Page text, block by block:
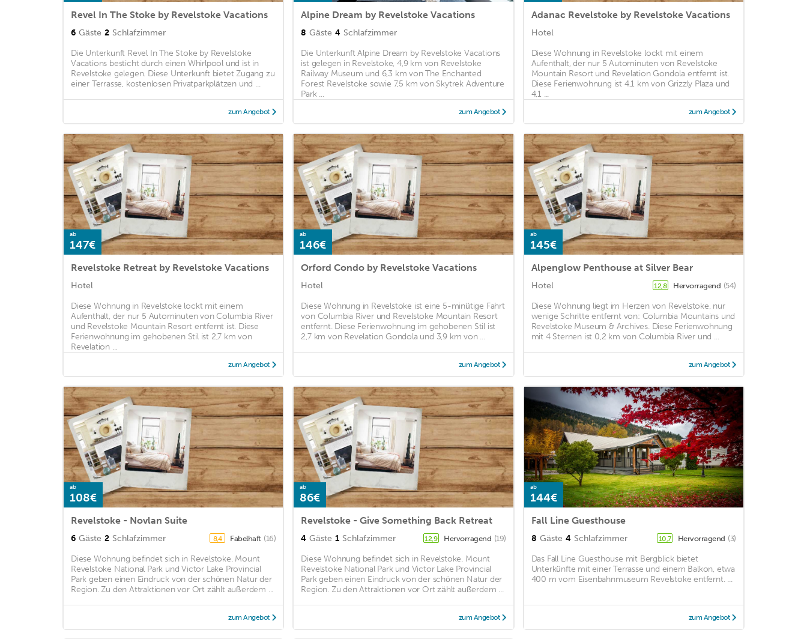
Revel In The Stoke by Revelstoke Vacations
6 Gäste 2 Schlafzimmer
Die Unterkunft Revel In The Stoke by Revelstoke
Vacations besticht durch einen Whirlpool und ist in
Revelstoke gelegen. Diese Unterkunft bietet Zugang zu
einer Terrasse, kostenlosen Privatparkplätzen und ...
zum Angebot
Alpine Dream by Revelstoke Vacations
8 Gäste 4 Schlafzimmer
Die Unterkunft Alpine Dream by Revelstoke Vacations
ist gelegen in Revelstoke, 4,9 km von Revelstoke
Railway Museum und 6,3 km von The Enchanted
Forest Revelstoke sowie 7,5 km von Skytrek Adventure
Park ...
zum Angebot
Adanac Revelstoke by Revelstoke Vacations
Hotel
Diese Wohnung in Revelstoke lockt mit einem
Aufenthalt, der nur 5 Autominuten von Revelstoke
Mountain Resort und Revelation Gondola entfernt ist.
Diese Ferienwohnung ist 4,1 km von Grizzly Plaza und
4,1 ...
zum Angebot
ab
147€
Revelstoke Retreat by Revelstoke Vacations
Hotel
Diese Wohnung in Revelstoke lockt mit einem
Aufenthalt, der nur 5 Autominuten von Columbia River
und Revelstoke Mountain Resort entfernt ist. Diese
Ferienwohnung im gehobenen Stil ist 2,7 km von
Revelation ...
zum Angebot
ab
146€
Orford Condo by Revelstoke Vacations
Hotel
Diese Wohnung in Revelstoke ist eine 5-minütige Fahrt
von Columbia River und Revelstoke Mountain Resort
entfernt. Diese Ferienwohnung im gehobenen Stil ist
2,7 km von Revelation Gondola und 3,9 km von ...
zum Angebot
ab
145€
Alpenglow Penthouse at Silver Bear
Hotel 12,8 Hervorragend (54)
Diese Wohnung liegt im Herzen von Revelstoke, nur
wenige Schritte entfernt von: Columbia Mountains und
Revelstoke Museum & Archives. Diese Ferienwohnung
mit 4 Sternen ist 0,2 km von Columbia River und ...
zum Angebot
ab
108€
Revelstoke - Novlan Suite
6 Gäste 2 Schlafzimmer 8,4 Fabelhaft (16)
Diese Wohnung befindet sich in Revelstoke. Mount
Revelstoke National Park und Victor Lake Provincial
Park geben einen Eindruck von der schönen Natur der
Region. Zu den Attraktionen vor Ort zählt außerdem ...
zum Angebot
ab
86€
Revelstoke - Give Something Back Retreat
4 Gäste 1 Schlafzimmer 12,9 Hervorragend (19)
Diese Wohnung befindet sich in Revelstoke. Mount
Revelstoke National Park und Victor Lake Provincial
Park geben einen Eindruck von der schönen Natur der
Region. Zu den Attraktionen vor Ort zählt außerdem ...
zum Angebot
ab
144€
Fall Line Guesthouse
8 Gäste 4 Schlafzimmer 10,7 Hervorragend (3)
Das Fall Line Guesthouse mit Bergblick bietet
Unterkünfte mit einer Terrasse und einem Balkon, etwa
400 m vom Eisenbahnmuseum Revelstoke entfernt. ...
zum Angebot